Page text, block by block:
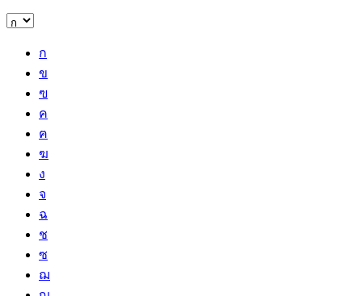
ก
ข
ฃ
ค
ฅ
ฆ
ง
จ
ฉ
ช
ซ
ฌ